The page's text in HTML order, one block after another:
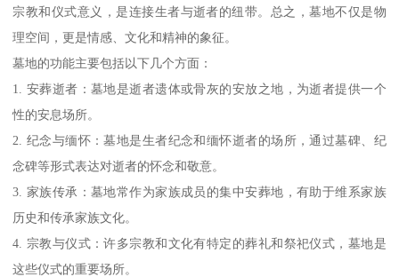
宗教和仪式意义，是连接生者与逝者的纽带。总之，墓地不仅是物
理空间，更是情感、文化和精神的象征。
墓地的功能主要包括以下几个方面：
1. 安葬逝者：墓地是逝者遗体或骨灰的安放之地，为逝者提供一个
性的安息场所。
2. 纪念与缅怀：墓地是生者纪念和缅怀逝者的场所，通过墓碑、纪
念碑等形式表达对逝者的怀念和敬意。
3. 家族传承：墓地常作为家族成员的集中安葬地，有助于维系家族
历史和传承家族文化。
4. 宗教与仪式：许多宗教和文化有特定的葬礼和祭祀仪式，墓地是
这些仪式的重要场所。